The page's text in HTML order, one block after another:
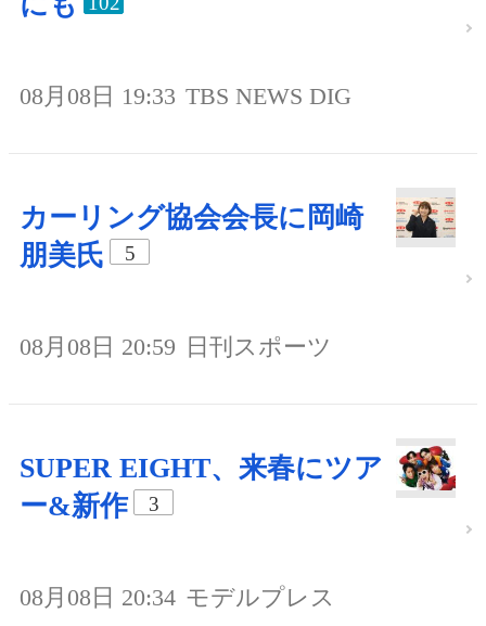
08月08日 19:33 TBS NEWS DIG
カーリング協会会長に岡崎
朋美氏
5
08月08日 20:59 日刊スポーツ
SUPER EIGHT、来春にツア
ー&新作
3
08月08日 20:34 モデルプレス